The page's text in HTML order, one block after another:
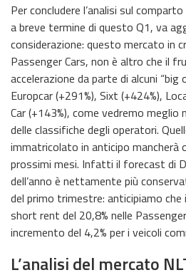
Per concludere l’analisi sul
a breve termine di questo Q1, va
considerazione: questo mercato in
Passenger Cars, non è altro che il
accelerazione da parte di alcuni “big
Europcar (+291%), Sixt (+424%),
Car (+143%), come vedremo meglio
delle classifiche degli operatori.
immatricolato in anticipo mancherà
prossimi mesi. Infatti il forecast di
dell’anno è nettamente più
del primo trimestre: anticipiamo
short rent del 20,8% nelle
incremento del 4,2% per i veicoli
L’analisi del mercato